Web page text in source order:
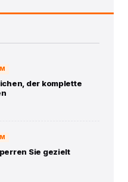
der komplette
Sie gezielt